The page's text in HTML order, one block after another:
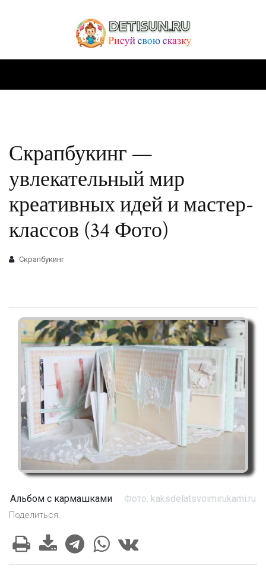
Скрапбукинг —
увлекательный мир
креативных идей и мастер-
классов (34 Фото)
Скрапбукинг
Альбом с кармашками Фото: kaksdelatsvoimirukami.ru
Поделиться: